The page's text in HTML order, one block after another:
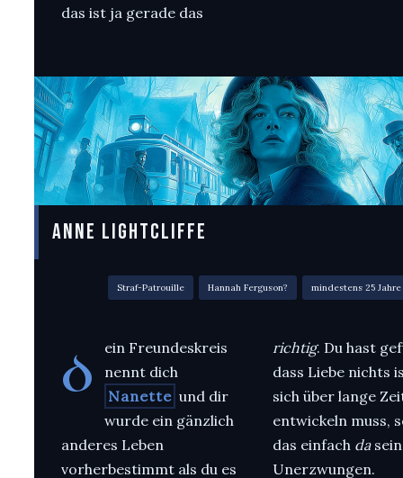
das ist ja gerade das
ANNE LIGHTCLIFFE
Straf-Patrouille Hannah Ferguson? mindestens 25 Jahre
D
ein Freundeskreis
nennt dich
Nanette und dir
wurde ein gänzlich
anderes Leben
vorherbestimmt als du es
richtig. Du hast
dass Liebe nichts
sich über lange
entwickeln muss,
das einfach dasein
Unerzwungen.